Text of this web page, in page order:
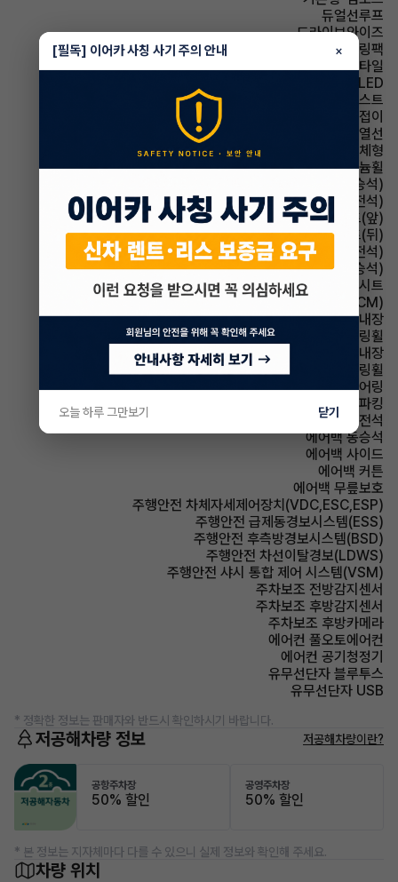
듀얼선루프
드라이브와이즈
모니터링팩
스타일
헤드램프 LED
헤드램프 하이빔 어시스트
사이드미러 전동접이
사이드미러 열선
사이드미러 방향지시등 일체형
휠타이어 알루미늄휠
시트 전동시트(동승석)
시트 전동시트(운전석)
시트 열선시트(앞)
시트 열선시트(뒤)
시트 통풍시트(운전석)
시트 통풍시트(동승석)
시트 인조가죽시트
룸미러 전자식 룸미러(ECM)
룸미러 하이패스 내장
스티어링휠 가죽스티어링휠
스티어링휠 열선내장
스티어링휠 속도감응식 스티어링휠
스티어링휠 텔레스코픽 스티어링
파킹 전자식 파킹
에어백 운전석
에어백 동승석
에어백 사이드
에어백 커튼
에어백 무릎보호
주행안전 차체자세제어장치(VDC,ESC,ESP)
주행안전 급제동경보시스템(ESS)
주행안전 후측방경보시스템(BSD)
주행안전 차선이탈경보(LDWS)
주행안전 샤시 통합 제어 시스템(VSM)
주차보조 전방감지센서
주차보조 후방감지센서
주차보조 후방카메라
에어컨 풀오토에어컨
에어컨 공기청정기
유무선단자 블루투스
유무선단자 USB
* 정확한 정보는 판매자와 반드시 확인하시기 바랍니다.
저공해차량 정보 저공해차량이란?
공항주차장
50% 할인
공영주차장
50% 할인
* 본 정보는 지자체마다 다를 수 있으니 실제 정보와 확인해 주세요.
차량 위치
[필독] 이어카 사칭 사기 주의 안내 ×
오늘 하루 그만보기 닫기